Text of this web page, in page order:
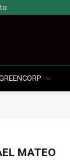
MATEO